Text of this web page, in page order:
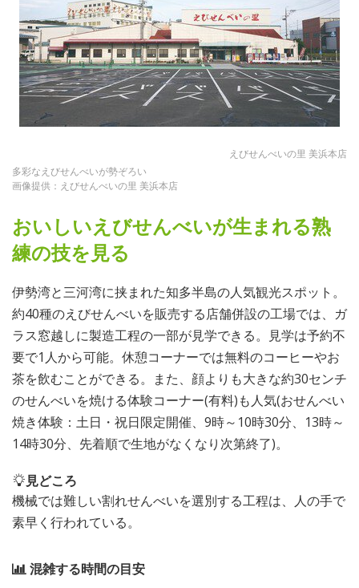
えびせんべいの里 美浜本店
多彩なえびせんべいが勢ぞろい
画像提供：えびせんべいの里 美浜本店
おいしいえびせんべいが生まれる熟
練の技を見る
伊勢湾と三河湾に挟まれた知多半島の人気観光スポット。
約40種のえびせんべいを販売する店舗併設の工場では、ガ
ラス窓越しに製造工程の一部が見学できる。見学は予約不
要で1人から可能。休憩コーナーでは無料のコーヒーやお
茶を飲むことができる。また、顔よりも大きな約30センチ
のせんべいを焼ける体験コーナー(有料)も人気(おせんべい
焼き体験：土日・祝日限定開催、9時～10時30分、13時～
14時30分、先着順で生地がなくなり次第終了)。
見どころ
機械では難しい割れせんべいを選別する工程は、人の手で
素早く行われている。
混雑する時間の目安